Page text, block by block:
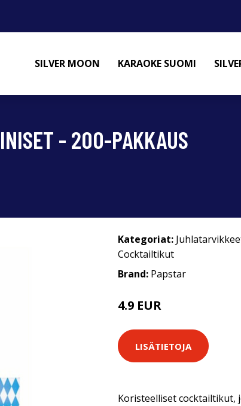
SILVER MOON KARAOKE SUOMI
- 200-PAKKAUS
Kategoriat:
Cocktailtikut
Brand: Papstar
4.9 EUR
LISÄTIETOJA
Koristeelliset cocktailtikut,